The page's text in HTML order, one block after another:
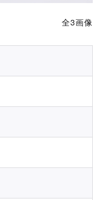
全3画像